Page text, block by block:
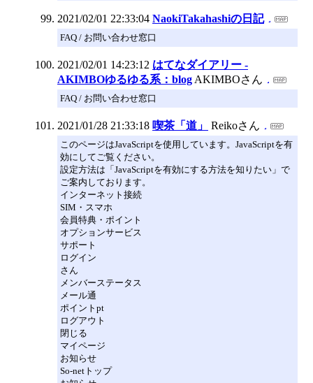
2021/02/01 22:33:04 NaokiTakahashiの日記
FAQ / お問い合わせ窓口
2021/02/01 14:23:12 はてなダイアリー -
AKIMBOゆるゆる系：blog AKIMBOさん
FAQ / お問い合わせ窓口
2021/01/28 21:33:18 喫茶「道」 Reikoさん
このページはJavaScriptを使用しています。JavaScriptを有
効にしてご覧ください。
設定方法は「JavaScriptを有効にする方法を知りたい」で
ご案内しております。
インターネット接続
SIM・スマホ
会員特典・ポイント
オプションサービス
サポート
ログイン
さん
メンバーステータス
メール通
ポイントpt
ログアウト
閉じる
マイページ
お知らせ
So-netトップ